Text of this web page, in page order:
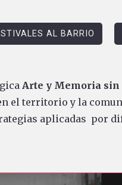
AL BARRIO
Arte y Memoria sin
el territorio y la
aplicadas por